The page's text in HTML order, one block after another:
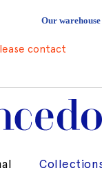
Our
contact